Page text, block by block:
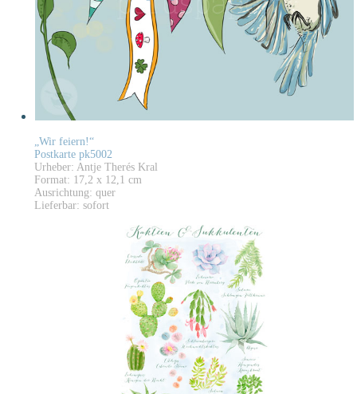
„Wir feiern!“
Postkarte pk5002
Urheber: Antje Therés Kral
Format: 17,2 x 12,1 cm
Ausrichtung: quer
Lieferbar: sofort